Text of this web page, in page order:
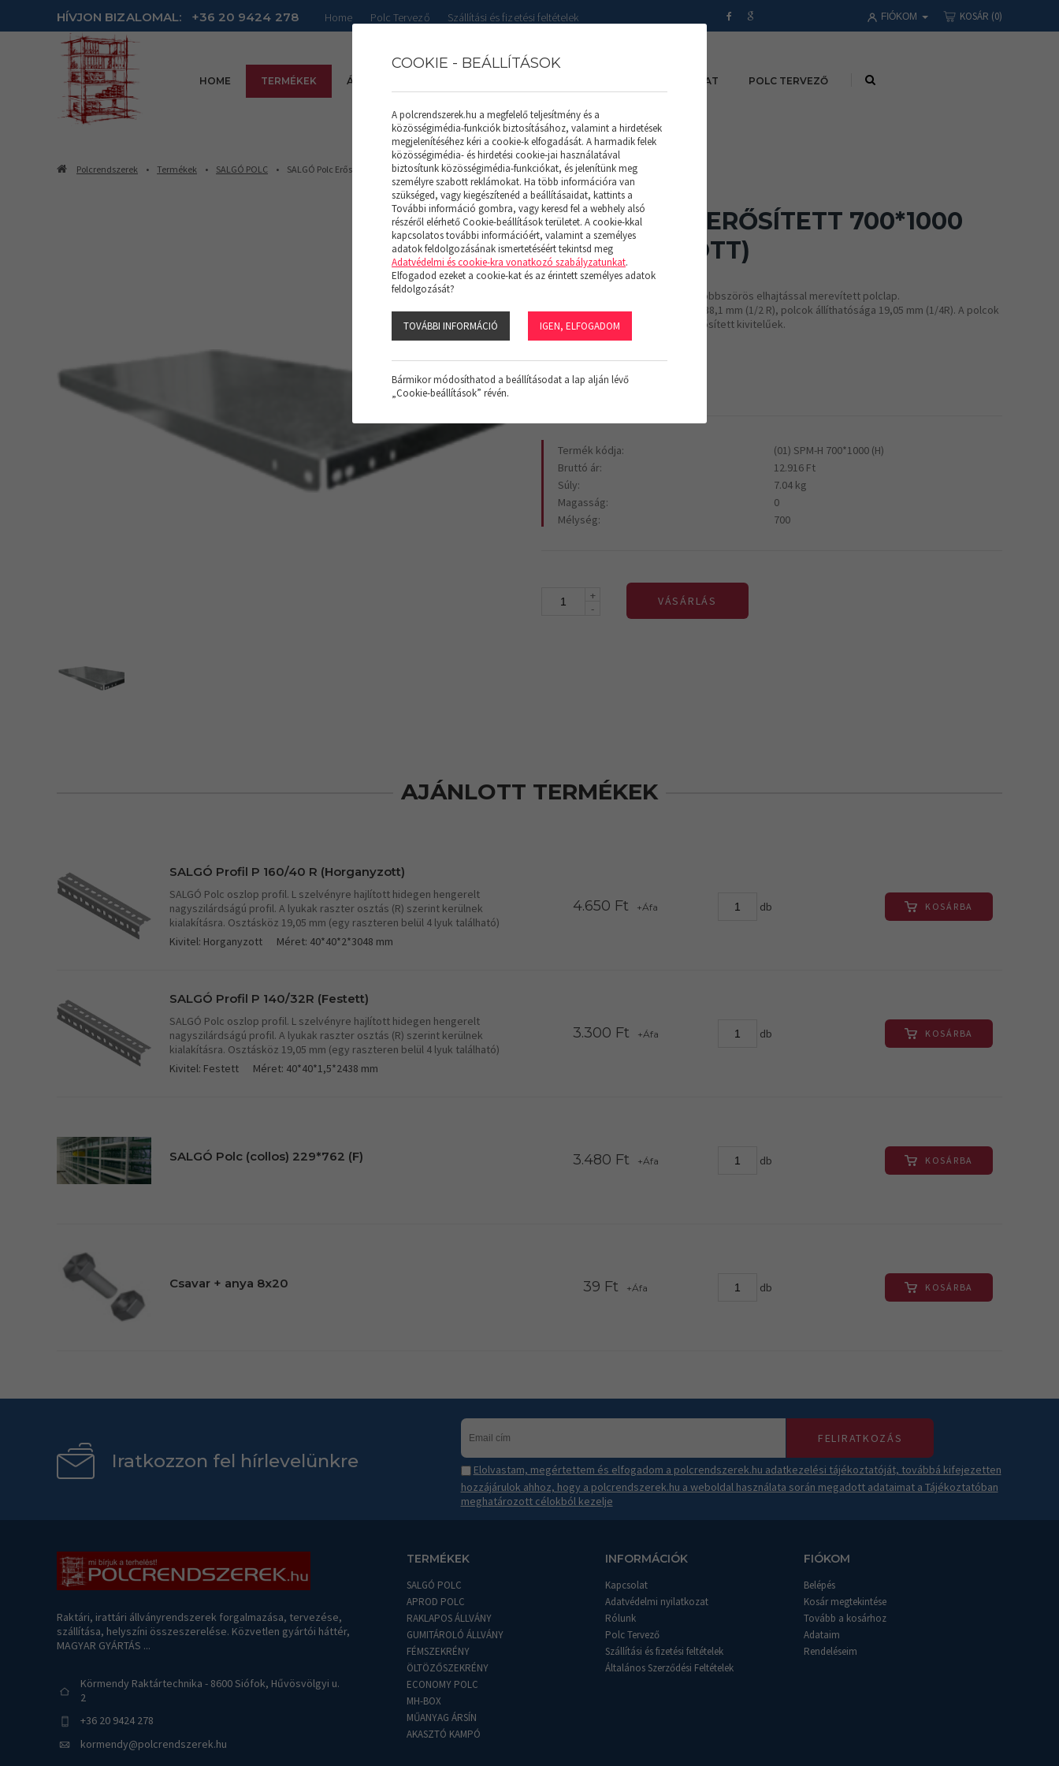
HÍVJON BIZALOMAL: +36 20 9424 278 Home Polc Tervező Szállítási és fizetési feltételek FIÓKOM KOSÁR (0)
HOME TERMÉKEK ÁRLISTÁK KAPCSOLAT POLC TERVEZŐ
Polcrendszerek Termékek SALGÓ POLC SALGÓ Polc Erősített 700*1000 (Horganyzott)
SALGÓ POLC ERŐSÍTETT 700*1000
(HORGANYZOTT)
Hidegen hengerelt acéllemezből többszörös elhajtással merevített polclap.
A polcok magassága egységesen 38,1 mm (1/2 R), polcok állíthatósága 19,05 mm (1/4R). A polcok
lehetnek normál vastagságú és erősített kivitelűek.
10.170 Ft
Termék kódja:
(01) SPM-H 700*1000 (H)
Bruttó ár:
12.916 Ft
Súly:
7.04 kg
Magasság:
0
Mélység:
700
+
-
VÁSÁRLÁS
AJÁNLOTT TERMÉKEK
SALGÓ Profil P 160/40 R (Horganyzott)
SALGÓ Polc oszlop profil. L szelvényre hajlított hidegen hengerelt
nagyszilárdságú profil. A lyukak raszter osztás (R) szerint kerülnek
kialakításra. Osztásköz 19,05 mm (egy raszteren belül 4 lyuk található)
Kivitel: Horganyzott
Méret: 40*40*2*3048 mm
4.650 Ft +Áfa db KOSÁRBA
SALGÓ Profil P 140/32R (Festett)
SALGÓ Polc oszlop profil. L szelvényre hajlított hidegen hengerelt
nagyszilárdságú profil. A lyukak raszter osztás (R) szerint kerülnek
kialakításra. Osztásköz 19,05 mm (egy raszteren belül 4 lyuk található)
Kivitel: Festett
Méret: 40*40*1,5*2438 mm
3.300 Ft +Áfa db KOSÁRBA
SALGÓ Polc (collos) 229*762 (F) 3.480 Ft +Áfa db KOSÁRBA
Csavar + anya 8x20 39 Ft +Áfa db KOSÁRBA
COOKIE - BEÁLLÍTÁSOK
A polcrendszerek.hu a megfelelő teljesítmény és a
közösségimédia-funkciók biztosításához, valamint a hirdetések
megjelenítéséhez kéri a cookie-k elfogadását. A harmadik felek
közösségimédia- és hirdetési cookie-jai használatával
biztosítunk közösségimédia-funkciókat, és jelenítünk meg
személyre szabott reklámokat. Ha több információra van
szükséged, vagy kiegészítenéd a beállításaidat, kattints a
További információ gombra, vagy keresd fel a webhely alsó
részéről elérhető Cookie-beállítások területet. A cookie-kkal
kapcsolatos további információért, valamint a személyes
adatok feldolgozásának ismertetéséért tekintsd meg
Adatvédelmi és cookie-kra vonatkozó szabályzatunkat.
Elfogadod ezeket a cookie-kat és az érintett személyes adatok
feldolgozását?
TOVÁBBI INFORMÁCIÓ IGEN, ELFOGADOM
Bármikor módosíthatod a beállításodat a lap alján lévő
„Cookie-beállítások” révén.
Iratkozzon fel hírlevelünkre
FELIRATKOZÁS
Elolvastam, megértettem és elfogadom a polcrendszerek.hu adatkezelési tájékoztatóját, továbbá kifejezetten
hozzájárulok ahhoz, hogy a polcrendszerek.hu a weboldal használata során megadott adataimat a Tájékoztatóban
meghatározott célokból kezelje
Raktári, irattári állványrendszerek forgalmazása, tervezése,
szállítása, helyszíni összeszerelése. Közvetlen gyártói háttér,
MAGYAR GYÁRTÁS ...
Körmendy Raktártechnika - 8600 Siófok, Hűvösvölgyi u.
2
+36 20 9424 278
kormendy@polcrendszerek.hu
TERMÉKEK
SALGÓ POLC
APROD POLC
RAKLAPOS ÁLLVÁNY
GUMITÁROLÓ ÁLLVÁNY
FÉMSZEKRÉNY
ÖLTÖZŐSZEKRÉNY
ECONOMY POLC
MH-BOX
MŰANYAG ÁRSÍN
AKASZTÓ KAMPÓ
INFORMÁCIÓK
Kapcsolat
Adatvédelmi nyilatkozat
Rólunk
Polc Tervező
Szállítási és fizetési feltételek
Általános Szerződési Feltételek
FIÓKOM
Belépés
Kosár megtekintése
Tovább a kosárhoz
Adataim
Rendeléseim